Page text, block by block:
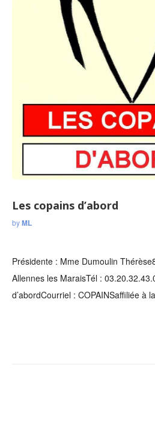
Les copains d’abord
byML
Présidente : Mme Dumoulin
Allennes les MaraisTél :
d’abordCourriel : COPAINSaffiliée à